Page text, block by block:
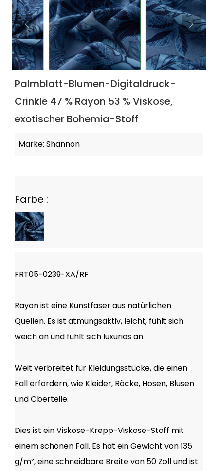
Palmblatt-Blumen-Digitaldruck-
Crinkle 47 % Rayon 53 % Viskose,
exotischer Bohemia-Stoff
Marke: Shannon
Farbe :
FRT05-0239-XA/RF
Rayon ist eine Kunstfaser aus natürlichen
Quellen. Es ist atmungsaktiv, leicht, fühlt sich
weich an und fühlt sich luxuriös an.
Weit verbreitet für Kleidungsstücke, die einen
Fall erfordern, wie Kleider, Röcke, Hosen, Blusen
und Oberteile.
Dies ist ein Viskose-Krepp-Viskose-Stoff mit
einem schönen Fall. Es hat ein Gewicht von 135
g/m², eine schneidbare Breite von 50 Zoll und ist